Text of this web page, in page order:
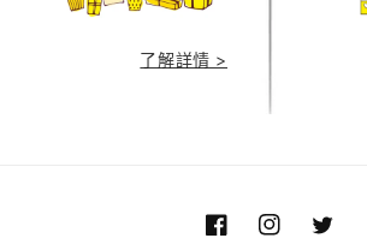
了解詳情 >
FacebookInstagramTwitter